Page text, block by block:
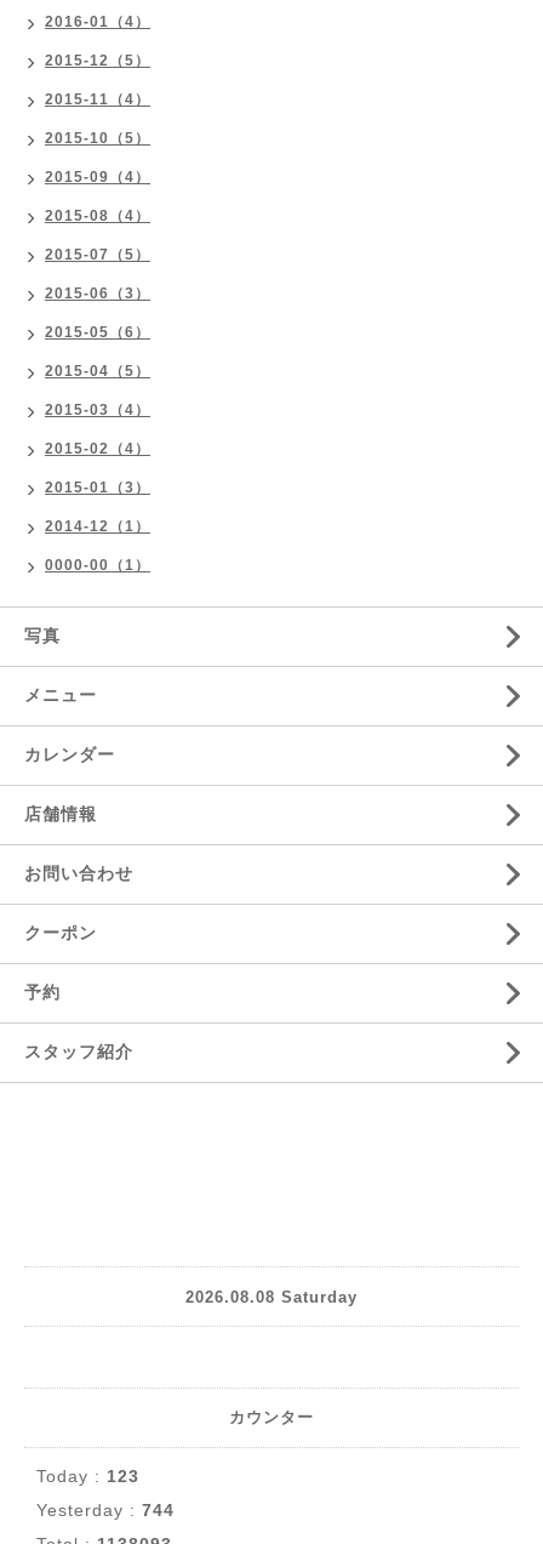
2016-01（4）
2015-12（5）
2015-11（4）
2015-10（5）
2015-09（4）
2015-08（4）
2015-07（5）
2015-06（3）
2015-05（6）
2015-04（5）
2015-03（4）
2015-02（4）
2015-01（3）
2014-12（1）
0000-00（1）
写真
メニュー
カレンダー
店舗情報
お問い合わせ
クーポン
予約
スタッフ紹介
2026.08.08 Saturday
カウンター
Today : 123
Yesterday : 744